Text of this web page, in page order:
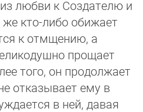
любви к Создателю и
кто-либо обижает
к отмщению, а
прощает
того, он продолжает
отказывает ему в
в ней, давая